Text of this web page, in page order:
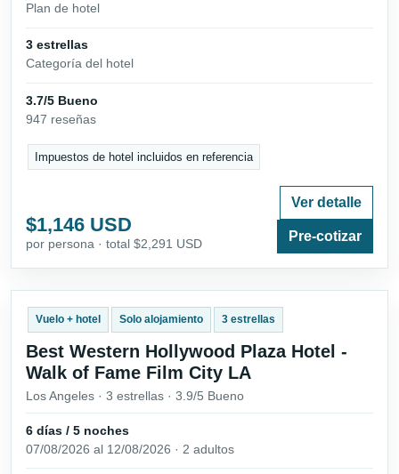
Plan de hotel
3 estrellas
Categoría del hotel
3.7/5 Bueno
947 reseñas
Impuestos de hotel incluidos en referencia
$1,146 USD
por persona · total $2,291 USD
Ver detalle
Pre-cotizar
Vuelo + hotel Solo alojamiento 3 estrellas
Best Western Hollywood Plaza Hotel -
Walk of Fame Film City LA
Los Angeles · 3 estrellas · 3.9/5 Bueno
6 días / 5 noches
07/08/2026 al 12/08/2026 · 2 adultos